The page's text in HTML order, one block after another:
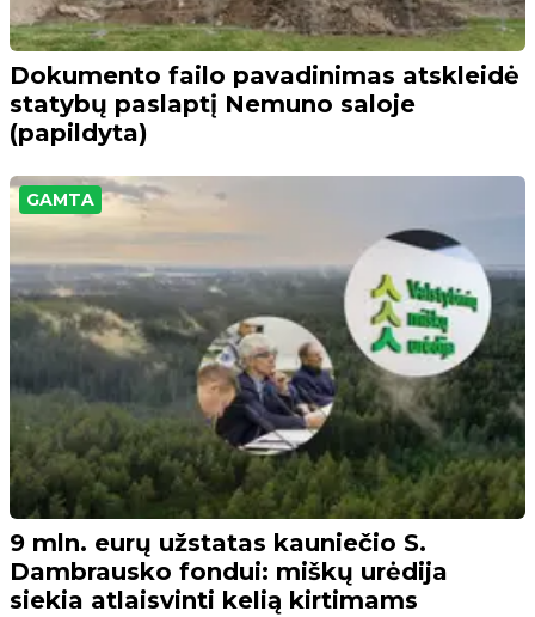
Dokumento failo pavadinimas atskleidė
statybų paslaptį Nemuno saloje
(papildyta)
GAMTA
9 mln. eurų užstatas kauniečio S.
Dambrausko fondui: miškų urėdija
siekia atlaisvinti kelią kirtimams